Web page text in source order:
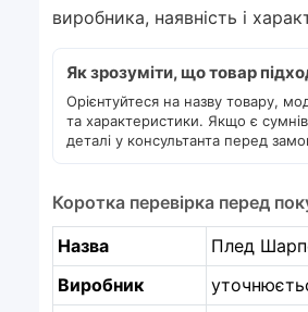
виробника, наявність і
Як зрозуміти, що товар
Орієнтуйтеся на назву товару,
та характеристики. Якщо є
деталі у консультанта перед
Коротка перевірка перед
Назва
Плед
Виробник